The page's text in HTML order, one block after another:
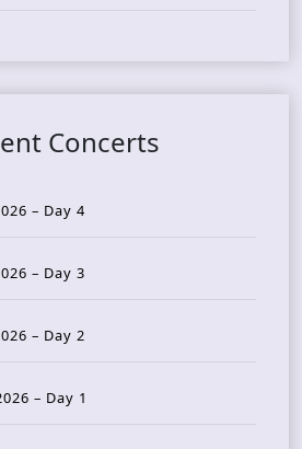
Concerts
– Day 4
– Day 3
– Day 2
– Day 1